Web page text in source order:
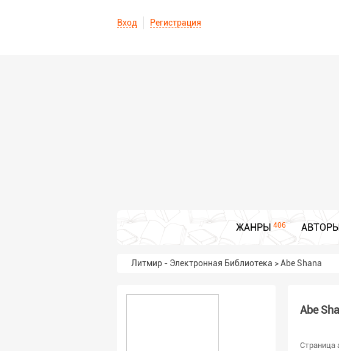
Вход Регистрация
ЖАНРЫ 406
Литмир - Электронная Библиотека >Abe Shana
Abe
Страница